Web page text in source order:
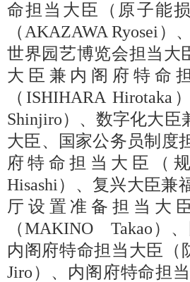
命担当大臣（原子能
（AKAZAWA Ryosei
世界园艺博览会担当大
大臣兼内阁府特命
（ISHIHARA
Shinjiro）、数字化大
大臣、国家公务员制度
府特命担当大臣（
Hisashi）、复兴大臣兼
厅设置准备担当大
（MAKINO Takao）
内阁府特命担当大臣
Jiro）、内阁府特命担